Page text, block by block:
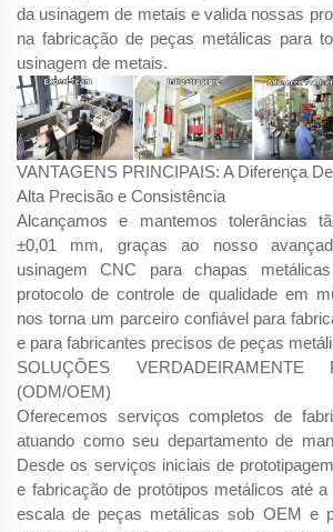
da usinagem de metais e valida nossas
na fabricação de peças metálicas para
usinagem de metais.
VANTAGENS PRINCIPAIS: A Diferença
Alta Precisão e Consistência
Alcançamos e mantemos tolerâncias
±0,01 mm, graças ao nosso
usinagem CNC para chapas
protocolo de controle de qualidade em
nos torna um parceiro confiável para
e para fabricantes precisos de peças
SOLUÇÕES VERDADEIRAMENTE
(ODM/OEM)
Oferecemos serviços completos de
atuando como seu departamento de
Desde os serviços iniciais de
e fabricação de protótipos metálicos até
escala de peças metálicas sob OEM e